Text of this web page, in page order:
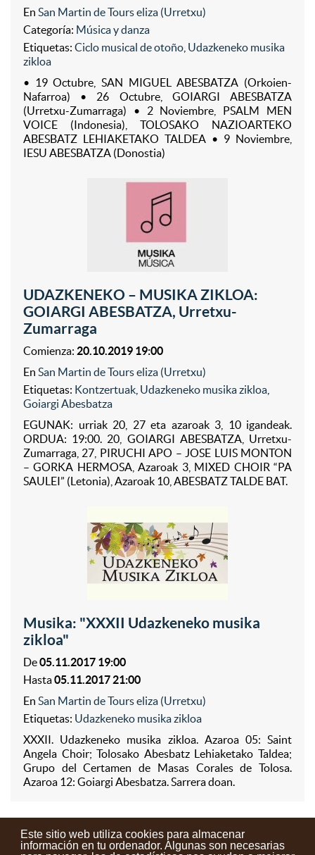
Este sitio web utiliza cookies para almacenar
información en tu ordenador. Algunas son necesarias
En San Martin de Tours eliza (Urretxu)
Categoría: Música y danza
Etiquetas: Ciclo musical de otoño Udazkeneko musika
zikloa
• 19 Octubre, SAN MIGUEL ABESBATZA (Orkoien-
Nafarroa) • 26 Octubre, GOIARGI ABESBATZA
(Urretxu-Zumarraga) • 2 Noviembre, PSALM MEN
VOICE (Indonesia), TOLOSAKO NAZIOARTEKO
ABESBATZ LEHIAKETAKO TALDEA • 9 Noviembre,
IESU ABESBATZA (Donostia)
UDAZKENEKO – MUSIKA ZIKLOA:
GOIARGI ABESBATZA, Urretxu-
Zumarraga
Comienza: 20.10.2019 19:00
En San Martin de Tours eliza (Urretxu)
Etiquetas: Kontzertuak Udazkeneko musika zikloa
Goiargi Abesbatza
EGUNAK: urriak 20, 27 eta azaroak 3, 10 igandeak.
ORDUA: 19:00. 20, GOIARGI ABESBATZA, Urretxu-
Zumarraga, 27, PIRUCHI APO – JOSE LUIS MONTON
– GORKA HERMOSA, Azaroak 3, MIXED CHOIR “PA
SAULEI” (Letonia), Azaroak 10, ABESBATZ TALDE BAT.
Musika: "XXXII Udazkeneko musika
zikloa"
De05.11.2017 19:00
Hasta05.11.2017 21:00
En San Martin de Tours eliza (Urretxu)
Etiquetas: Udazkeneko musika zikloa
XXXII. Udazkeneko musika zikloa. Azaroa 05: Saint
Angela Choir; Tolosako Abesbatz Lehiaketako Taldea;
Grupo del Certamen de Masas Corales de Tolosa.
Azaroa 12: Goiargi Abesbatza. Sarrera doan.